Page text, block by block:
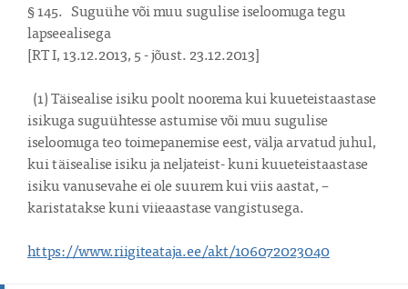
§ 145.   Suguühe või muu sugulise iseloomuga tegu
lapseealisega
[RT I, 13.12.2013, 5 - jõust. 23.12.2013]
isikuga suguühtesse astumise või muu sugulise
iseloomuga teo toimepanemise eest, välja arvatud juhul,
kui täisealise isiku ja neljateist- kuni kuueteistaastase
isiku vanusevahe ei ole suurem kui viis aastat, –
karistatakse kuni viieaastase vangistusega.
https://www.riigiteataja.ee/akt/106072023040